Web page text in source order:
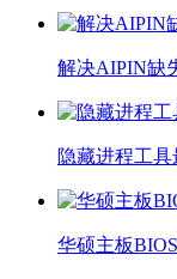
解决AIPIN缺
隐藏进程工具
华硕主板